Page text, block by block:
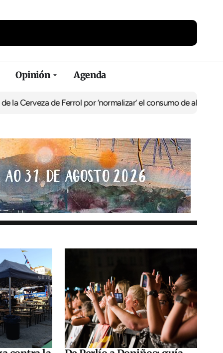
Opinión Agenda
Ferrol por ‘normalizar’ el consumo de alcoholDe Perlío a